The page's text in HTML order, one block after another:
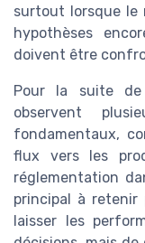
surtout lorsque le
hypothèses
doivent être
Pour la suite de
observent
fondamentaux,
flux vers les
réglementation
principal à
laisser les